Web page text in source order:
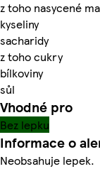
z toho nasycené
kyseliny
sacharidy
z toho cukry
bílkoviny
sůl
Vhodné pro
Bez lepku
Informace o
Neobsahuje lepek.